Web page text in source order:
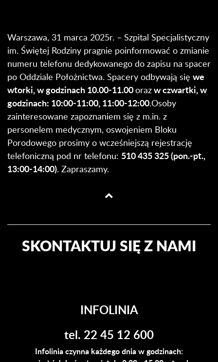
Warszawa, 31 marca 2025r. – Szpital Specjalistyczny
im. Świętej Rodziny pragnie poinformować o zmianie
numeru telefonu dedykowanego do zapisu na spacer
po Oddziale Położnictwa. Spacery odbywają się we
wtorki, w godzinach 10.00-11.00orazw czwartki, w
godzinach: 10:00-11:00, 11:00-12:00.Osoby
zainteresowane zapoznaniem się z m.in. z
personelem medycznym, oswojeniem Bloku
Porodowego prosimy o wcześniejszą rejestrację
telefoniczną pod nr telefonu: 510 435 325 (pon.-pt.,
13:00-14:00). Zapraszamy.
SKONTAKTUJ SIĘ Z NAMI
INFOLINIA
tel. 22 45 12 600
Infolinia czynna każdego dnia w godzinach: